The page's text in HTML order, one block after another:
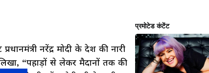
नरेंद्र मोदी के देश की नारी
“पहाड़ों से लेकर मैदानों तक की